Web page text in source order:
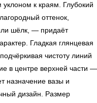
к краям. Глубокий
оттенок,
шёлк, — придаёт
Гладкая глянцевая
чистоту линий
в центре верхней части —
назначение вазы и
дизайн. Размер